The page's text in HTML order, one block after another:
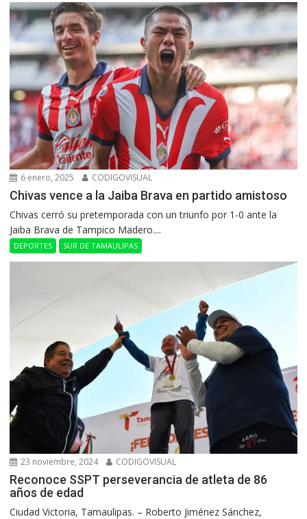
6 enero, 2025 CODIGOVISUAL
Chivas vence a la Jaiba Brava en partido amistoso
Chivas cerró su pretemporada con un triunfo por 1-0 ante la
Jaiba Brava de Tampico Madero....
DEPORTES SUR DE TAMAULIPAS
23 noviembre, 2024 CODIGOVISUAL
Reconoce SSPT perseverancia de atleta de 86
años de edad
Ciudad Victoria, Tamaulipas. – Roberto Jiménez Sánchez,